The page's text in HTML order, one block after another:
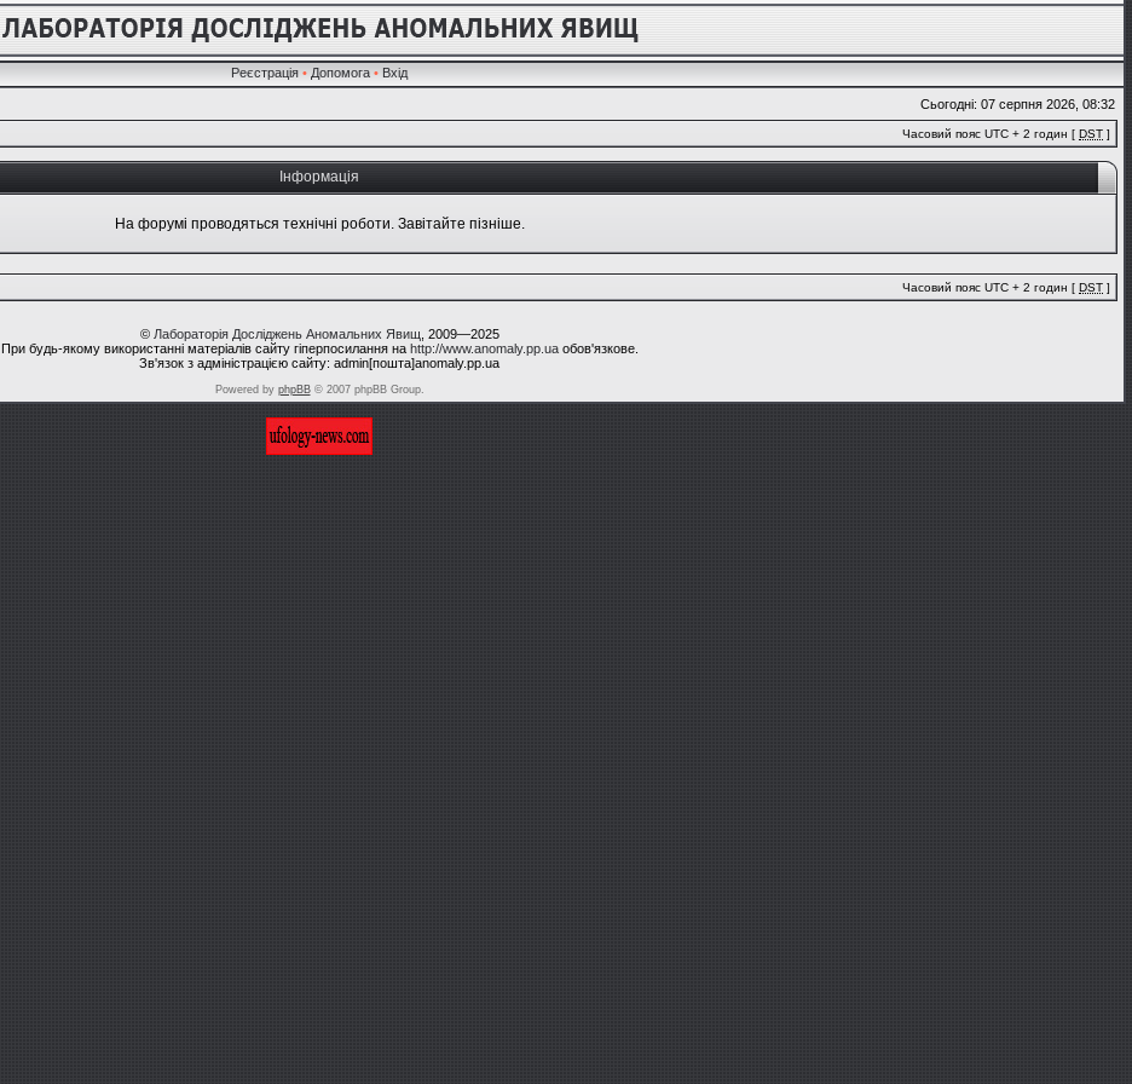
Реєстрація • Допомога • Вхід
Сьогодні: 07 серпня 2026, 08:32
Часовий пояс UTC + 2 годин [ DST ]
Інформація
На форумі проводяться технічні роботи. Завітайте пізніше.
Часовий пояс UTC + 2 годин [ DST ]
© Лабораторія Досліджень Аномальних Явищ , 2009—2025
При будь-якому використанні матеріалів сайту гіперпосилання на http://www.anomaly.pp.uaобов'язкове.
Зв'язок з адміністрацією сайту: admin[пошта]anomaly.pp.ua
Powered by phpBB© 2007 phpBB Group.